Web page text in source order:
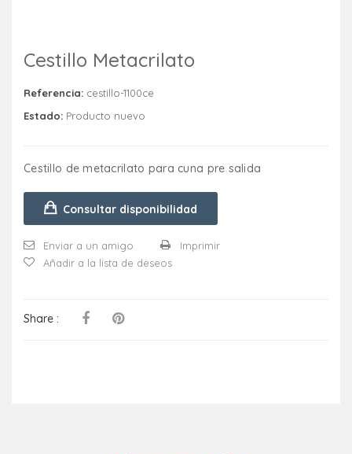
Cestillo Metacrilato
Referencia: cestillo-1100ce
Estado: Producto nuevo
Cestillo de metacrilato para cuna pre salida
Consultar disponibilidad
Enviar a un amigo
Imprimir
Añadir a la lista de deseos
Share :